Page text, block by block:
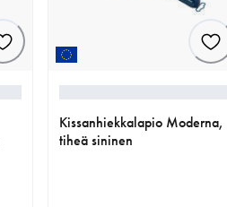
Kissanhiekkalapio Moderna,
tiheä sininen